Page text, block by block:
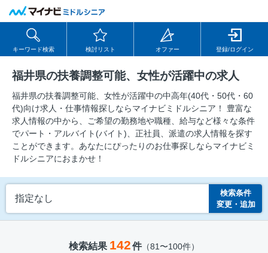
キーワード検索 検討リスト オファー 登録/ログイン
福井県の扶養調整可能、女性が活躍中の求人
福井県の扶養調整可能、女性が活躍中の中⾼年(40代・50代・60
代)向け求⼈・仕事情報探しならマイナビミドルシニア！ 豊富な
求人情報の中から、ご希望の勤務地や職種、給与など様々な条件
でパート・アルバイト(バイト)、正社員、派遣の求人情報を探す
ことができます。あなたにぴったりのお仕事探しならマイナビミ
ドルシニアにおまかせ！
指定なし
検索条件
変更・追加
検索結果 142件（81〜100件）